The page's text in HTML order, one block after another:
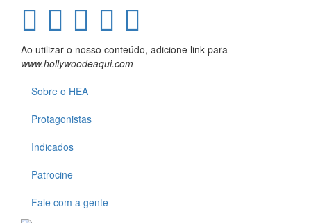
Ao utilizar o nosso conteúdo, adicione link para
www.hollywoodeaqui.com
Sobre o HEA
Protagonistas
Indicados
Patrocine
Fale com a gente